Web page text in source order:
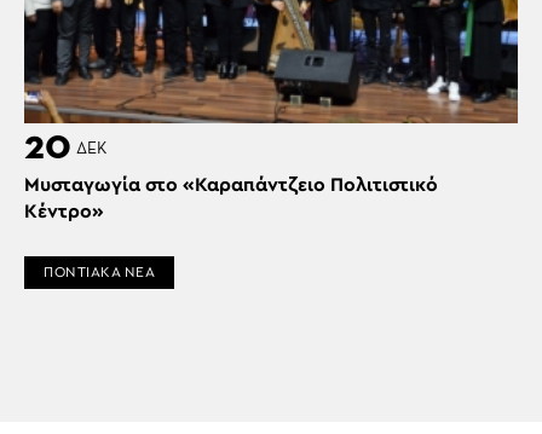
20 ΔΕΚ
Μυσταγωγία στο «Καραπάντζειο Πολιτιστικό
Κέντρο»
ΠΟΝΤΙΑΚΑ ΝΕΑ